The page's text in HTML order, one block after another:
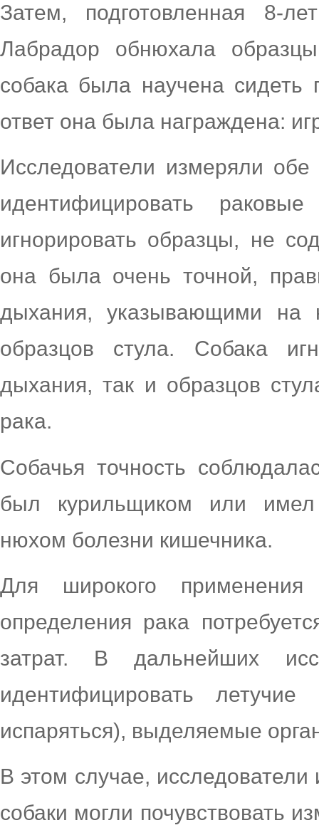
Затем, подготовленная 8-
Лабрадор обнюхала
собака была научена
ответ она была награждена:
Исследователи измеряли обе
идентифицировать
игнорировать образцы, не
она была очень точной,
дыхания, указывающими на
образцов стула. Собака
дыхания, так и образцов
рака.
Собачья точность
был курильщиком или
нюхом болезни кишечника.
Для широкого применения
определения рака
затрат. В дальнейших
идентифицировать
испаряться), выделяемые
В этом случае,
собаки могли почувствовать